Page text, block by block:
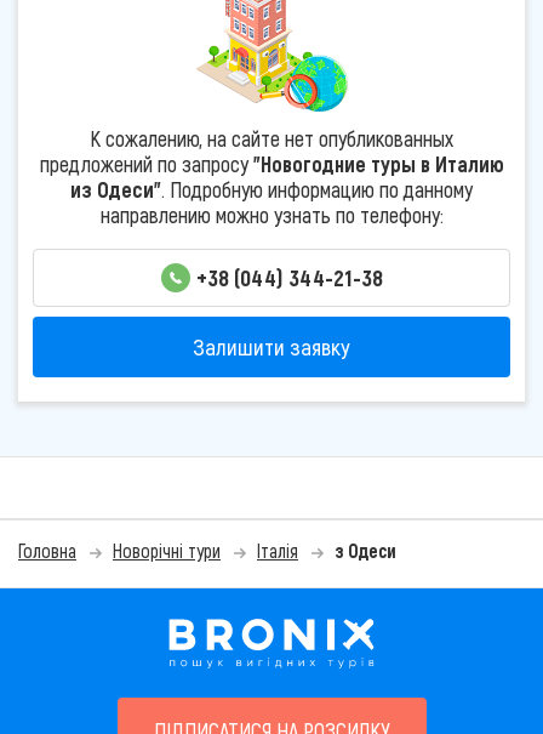
К сожалению, на сайте нет опубликованных
предложений по запросу"Новогодние туры в Италию
из Одеси". Подробную информацию по данному
направлению можно узнать по телефону:
+38 (044) 344-21-38
Залишити заявку
Головна Новорічні тури Італія з Одеси